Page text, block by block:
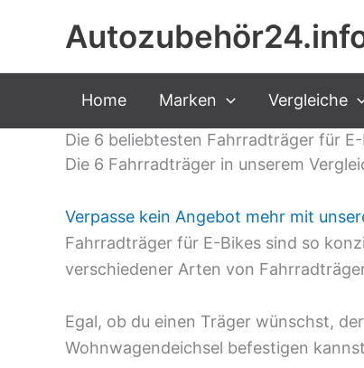
Home Marken Vergleiche
Die 6 beliebtesten Fahrradträger für
Die 6 Fahrradträger in unserem
Verpasse kein Angebot mehr mit
Fahrradträger für E-Bikes sind so
verschiedener Arten von
Egal, ob du einen Träger wünschst,
Wohnwagendeichsel befestigen